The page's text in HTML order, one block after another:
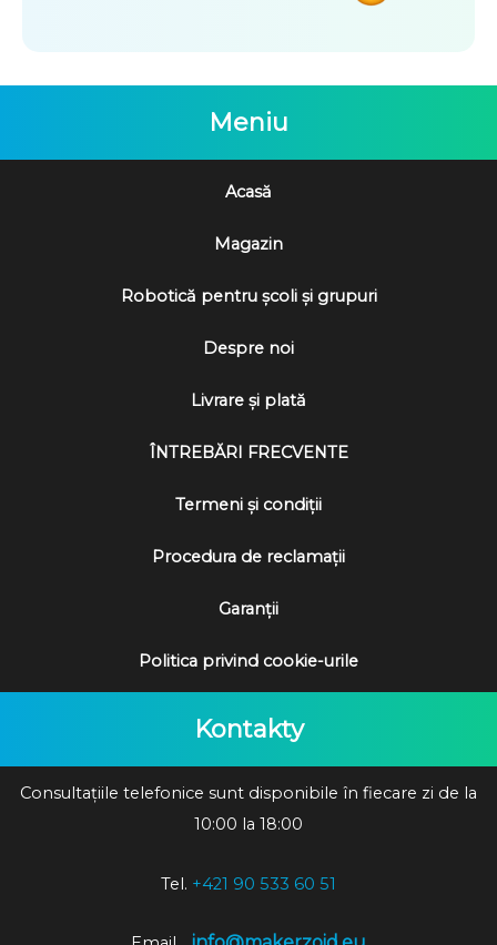
Meniu
Acasă
Magazin
Robotică pentru școli și grupuri
Despre noi
Livrare și plată
ÎNTREBĂRI FRECVENTE
Termeni și condiții
Procedura de reclamații
Garanții
Politica privind cookie-urile
Kontakty
Consultațiile telefonice sunt disponibile în fiecare zi de la
10:00 la 18:00
Tel. +421 90 533 60 51